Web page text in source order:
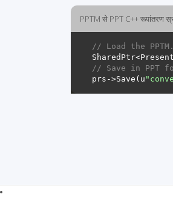
PPTM से PPT C++ रूपांतरण
// Load the PPTM.
// Save in PPT
prs->Save(u